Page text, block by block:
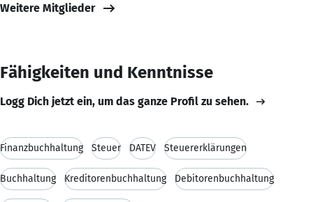
Weitere Mitglieder
Fähigkeiten und Kenntnisse
Logg Dich jetzt ein, um das ganze Profil zu sehen.
Finanzbuchhaltung Steuer DATEV Steuererklärungen
Buchhaltung Kreditorenbuchhaltung Debitorenbuchhaltung